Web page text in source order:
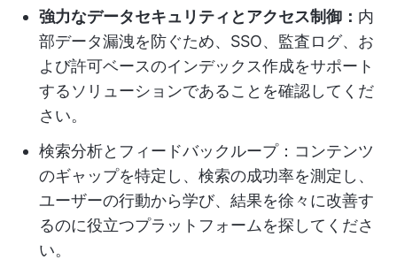
強力なデータセキュリティとアクセス制御： 内
部データ漏洩を防ぐため、SSO、監査ログ、お
よび許可ベースのインデックス作成をサポート
するソリューションであることを確認してくだ
さい。
検索分析とフィードバックループ：コンテンツ
のギャップを特定し、検索の成功率を測定し、
ユーザーの行動から学び、結果を徐々に改善す
るのに役立つプラットフォームを探してくださ
い。